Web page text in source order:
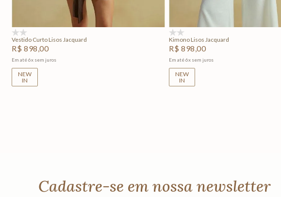
Adicionar na sacola
Vestido Curto Lisos Jacquard
R$ 898,00
Em até6x sem juros
NEW
IN
Kimono Lisos Jacquard
R$ 898,00
Em até6x sem juros
NEW
IN
Cadastre-se em nossa newsletter